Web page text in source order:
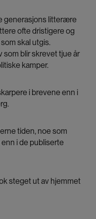
generasjons litterære
ofte dristigere og
skal utgis.
som blir skrevet tjue år
kamper.
i brevene enn i
tiden, noe som
i de publiserte
steget ut av hjemmet